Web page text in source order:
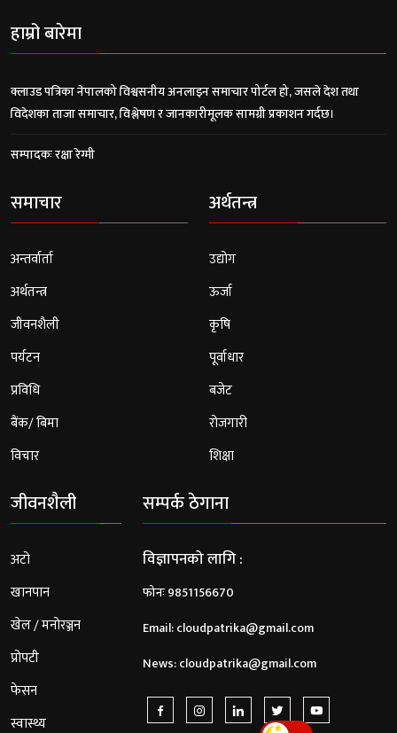
हाम्रो बारेमा
क्लाउड पत्रिका नेपालको विश्वसनीय अनलाइन समाचार पोर्टल हो, जसले देश तथा
विदेशका ताजा समाचार, विश्लेषण र जानकारीमूलक सामग्री प्रकाशन गर्दछ।
सम्पादकः रक्षा रेग्मी
समाचार
अन्तर्वार्ता
अर्थतन्त्र
जीवनशैली
पर्यटन
प्रविधि
बैंक/ बिमा
विचार
अर्थतन्त्र
उद्योग
ऊर्जा
कृषि
पूर्वाधार
बजेट
रोजगारी
शिक्षा
जीवनशैली
अटो
खानपान
खेल / मनोरञ्जन
प्रोपटी
फेसन
स्वास्थ्य
सम्पर्क ठेगाना
विज्ञापनको लागि :
फोनः 9851156670
Email:cloudpatrika@gmail.com
News:cloudpatrika@gmail.com